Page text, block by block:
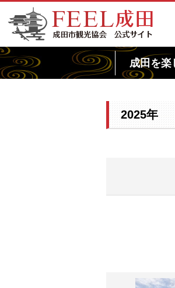
FEEL成田 成田市観光協会 公式サイト
成田を楽
2025年